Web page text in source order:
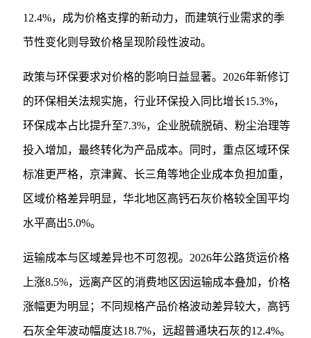
12.4%，成为价格支撑的新动力，而建筑行业需求的季
节性变化则导致价格呈现阶段性波动。
政策与环保要求对价格的影响日益显著。2026年新修订
的环保相关法规实施，行业环保投入同比增长15.3%，
环保成本占比提升至7.3%，企业脱硫脱硝、粉尘治理等
投入增加，最终转化为产品成本。同时，重点区域环保
标准更严格，京津冀、长三角等地企业成本负担加重，
区域价格差异明显，华北地区高钙石灰价格较全国平均
水平高出5.0%。
运输成本与区域差异也不可忽视。2026年公路货运价格
上涨8.5%，远离产区的消费地区因运输成本叠加，价格
涨幅更为明显；不同规格产品价格波动差异较大，高钙
石灰全年波动幅度达18.7%，远超普通块石灰的12.4%。